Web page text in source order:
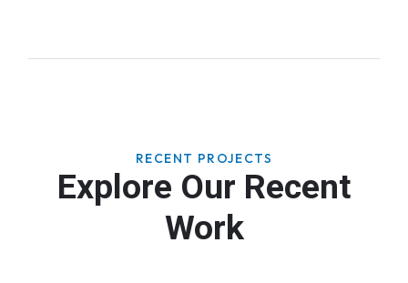
RECENT PROJECTS
Explore Our Recent
Work